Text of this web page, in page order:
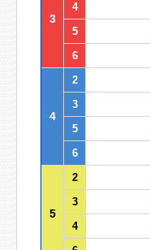
3
4
5
6
4
2
3
5
6
5
2
3
4